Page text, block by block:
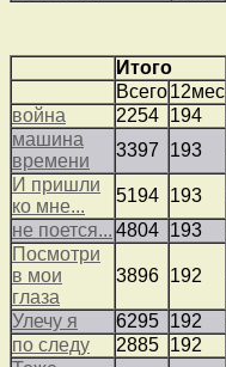
Итого
Всего12мес
война 2254 194
машина
времени
3397 193
И пришли
ко мне...
5194 193
не поется... 4804 193
Посмотри
в мои
глаза
3896 192
Улечу я 6295 192
по следу
2885 192